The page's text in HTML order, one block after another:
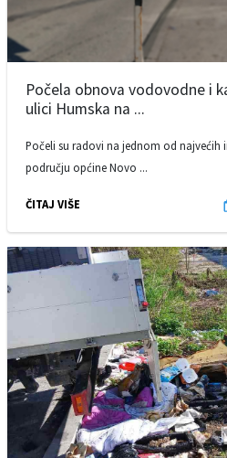
Počela obnova vodovodne i
ulici Humska na ...
Počeli su radovi na jednom od najvećih
području općine Novo ...
ČITAJ VIŠE